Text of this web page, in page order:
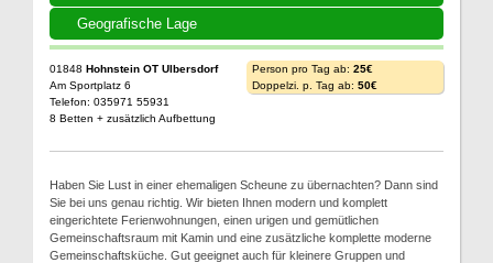
Geografische Lage
01848 Hohnstein OT Ulbersdorf
Am Sportplatz 6
Telefon: 035971 55931
8 Betten + zusätzlich Aufbettung
Person pro Tag ab: 25€
Doppelzi. p. Tag ab: 50€
Haben Sie Lust in einer ehemaligen Scheune zu übernachten? Dann sind
Sie bei uns genau richtig. Wir bieten Ihnen modern und komplett
eingerichtete Ferienwohnungen, einen urigen und gemütlichen
Gemeinschaftsraum mit Kamin und eine zusätzliche komplette moderne
Gemeinschaftsküche. Gut geeignet auch für kleinere Gruppen und